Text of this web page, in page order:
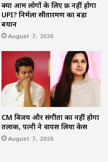
क्या आम लोगों के लिए फ्री नहीं होगा
UPI? निर्मला सीतारमण का बड़ा
बयान
August 7, 2026
CM विजय और संगीता का नहीं होगा
तलाक, पत्नी ने वापस लिया केस
August 7, 2026